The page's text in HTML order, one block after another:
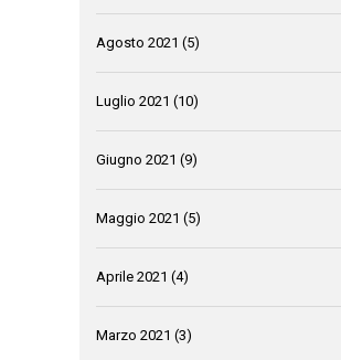
Agosto 2021 (5)
Luglio 2021 (10)
Giugno 2021 (9)
Maggio 2021 (5)
Aprile 2021 (4)
Marzo 2021 (3)